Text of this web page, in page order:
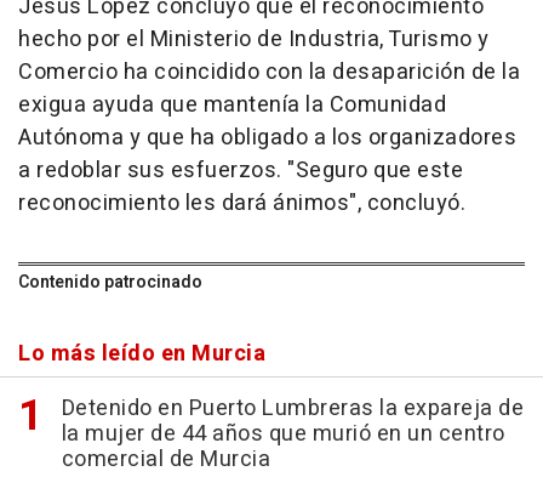
Jesús López concluyó que el reconocimiento
hecho por el Ministerio de Industria, Turismo y
Comercio ha coincidido con la desaparición de la
exigua ayuda que mantenía la Comunidad
Autónoma y que ha obligado a los organizadores
a redoblar sus esfuerzos. "Seguro que este
reconocimiento les dará ánimos", concluyó.
Contenido patrocinado
Lo más leído en Murcia
Detenido en Puerto Lumbreras la expareja de
la mujer de 44 años que murió en un centro
comercial de Murcia